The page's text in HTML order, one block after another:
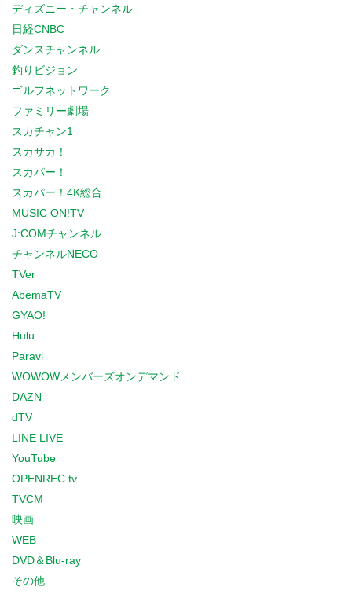
ディズニー・チャンネル
日経CNBC
ダンスチャンネル
釣りビジョン
ゴルフネットワーク
ファミリー劇場
スカチャン1
スカサカ！
スカパー！
スカパー！4K総合
MUSIC ON!TV
J:COMチャンネル
チャンネルNECO
TVer
AbemaTV
GYAO!
Hulu
Paravi
WOWOWメンバーズオンデマンド
DAZN
dTV
LINE LIVE
YouTube
OPENREC.tv
TVCM
映画
WEB
DVD＆Blu-ray
その他